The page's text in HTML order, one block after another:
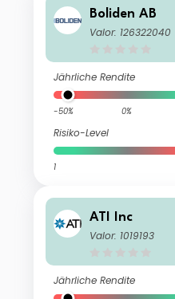
Boliden AB
Valor: 126322040
Jährliche Rendite
-50% 0%
Risiko-Level
1
ATI Inc
Valor: 1019193
Jährliche Rendite